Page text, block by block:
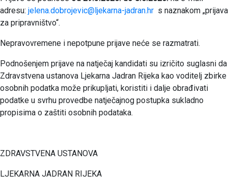
adresu: jelena.dobrojevic@ljekarna-jadran.hr s naznakom „prijava
za pripravništvo“.
Nepravovremene i nepotpune prijave neće se razmatrati.
Podnošenjem prijave na natječaj kandidati su izričito suglasni da
Zdravstvena ustanova Ljekarna Jadran Rijeka kao voditelj zbirke
osobnih podatka može prikupljati, koristiti i dalje obrađivati
podatke u svrhu provedbe natječajnog postupka sukladno
propisima o zaštiti osobnih podataka.
ZDRAVSTVENA USTANOVA
LJEKARNA JADRAN RIJEKA